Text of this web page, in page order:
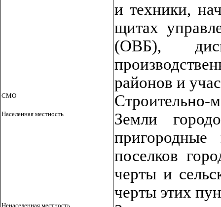
и техники,
щитах
(ОВБ),
районов и
СМО Строительно-
Населенная местность
Земли
поселков
черты и
черты этих
Ненаселенная местность